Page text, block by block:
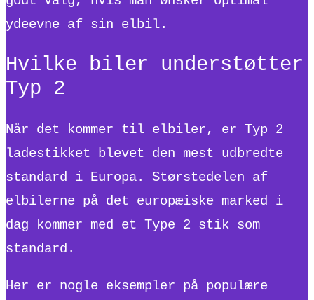
ydeevne af sin elbil.
Hvilke biler understøtter
Typ 2
Når det kommer til elbiler, er Typ 2
ladestikket blevet den mest udbredte
standard i Europa. Størstedelen af
elbilerne på det europæiske marked i
dag kommer med et Type 2 stik som
standard.
Her er nogle eksempler på populære